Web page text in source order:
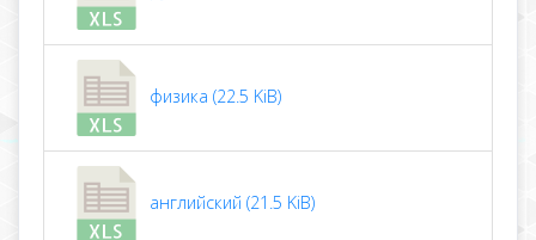
физика (22.5 KiB)
английский (21.5 KiB)